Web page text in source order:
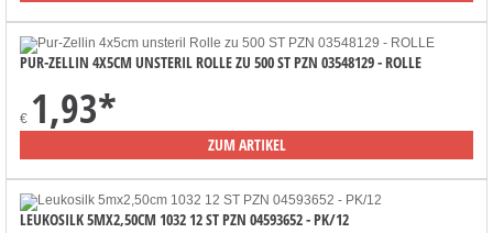
PUR-ZELLIN 4X5CM UNSTERIL ROLLE ZU 500 ST PZN 03548129 - ROLLE
€ 1,93*
ZUM ARTIKEL
LEUKOSILK 5MX2,50CM 1032 12 ST PZN 04593652 - PK/12